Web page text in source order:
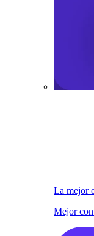
La mejor
Mejor